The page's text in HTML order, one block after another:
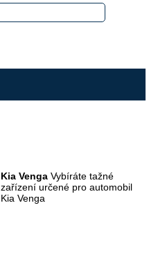
Kia Venga Vybíráte tažné
zařízení určené pro automobil
Kia Venga